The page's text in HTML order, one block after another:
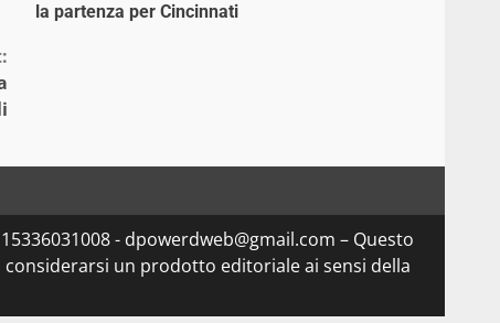
la partenza per Cincinnati
- dpowerdweb@gmail.com – Questo
un prodotto editoriale ai sensi della